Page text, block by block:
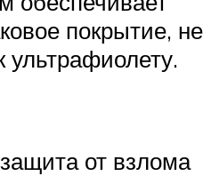
покрытие, не
ультрафиолету.
от взлома